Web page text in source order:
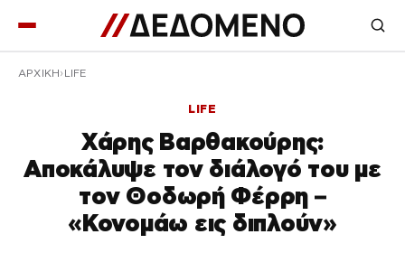
ΑΡΧΙΚΉ LIFE
LIFE
Χάρης Βαρθακούρης:
Αποκάλυψε τον διάλογό του με
τον Θοδωρή Φέρρη –
«Κονομάω εις διπλούν»